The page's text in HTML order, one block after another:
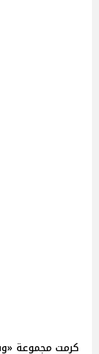
كرمت مجموعة